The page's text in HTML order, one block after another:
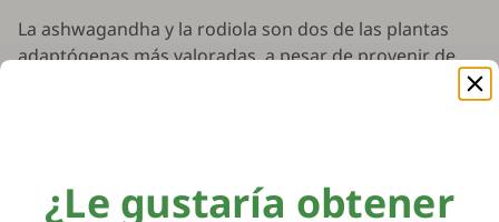
La ashwagandha y la rodiola son dos de las plantas
adaptógenas más valoradas, a pesar de provenir de
entornos completamente diferentes - la ashwagandha
característica común: ayudan al cuerpo a adaptarse al
¿Le gustaría obtener